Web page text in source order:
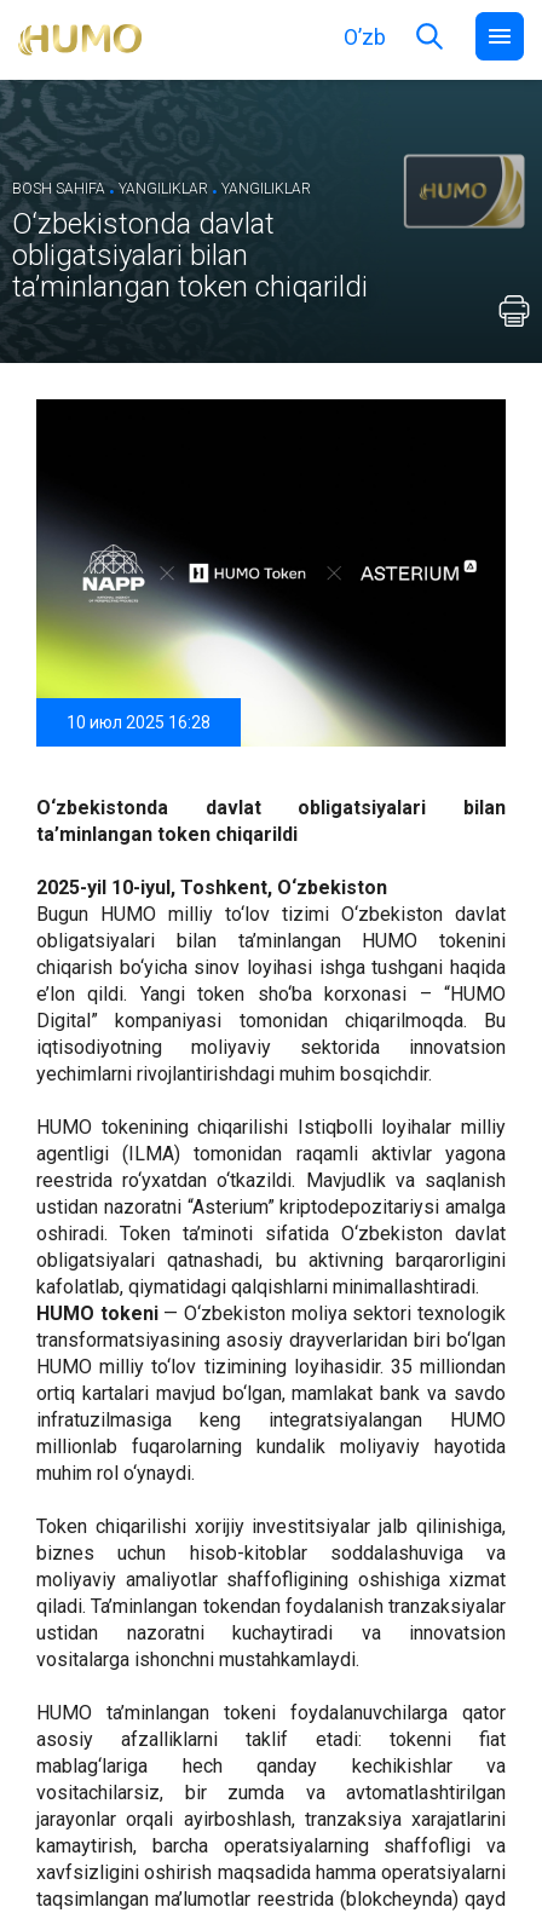
O’zb
BOSH SAHIFA . YANGILIKLAR . YANGILIKLAR
O‘zbekistonda davlat
obligatsiyalari bilan
ta’minlangan token chiqarildi
10 июл 2025 16:28
O‘zbekistonda davlat obligatsiyalari bilan
ta’minlangan token chiqarildi
2025-yil 10-iyul, Toshkent, O‘zbekiston
Bugun HUMO milliy to‘lov tizimi O‘zbekiston davlat
obligatsiyalari bilan ta’minlangan HUMO tokenini
chiqarish bo‘yicha sinov loyihasi ishga tushgani haqida
e’lon qildi. Yangi token sho‘ba korxonasi – “HUMO
Digital” kompaniyasi tomonidan chiqarilmoqda. Bu
iqtisodiyotning moliyaviy sektorida innovatsion
yechimlarni rivojlantirishdagi muhim bosqichdir.
HUMO tokenining chiqarilishi Istiqbolli loyihalar milliy
agentligi (ILMA) tomonidan raqamli aktivlar yagona
reestrida ro‘yxatdan o‘tkazildi. Mavjudlik va saqlanish
ustidan nazoratni “Asterium” kriptodepozitariysi amalga
oshiradi. Token ta’minoti sifatida O‘zbekiston davlat
obligatsiyalari qatnashadi, bu aktivning barqarorligini
kafolatlab, qiymatidagi qalqishlarni minimallashtiradi.
HUMO tokeni — O‘zbekiston moliya sektori texnologik
transformatsiyasining asosiy drayverlaridan biri bo‘lgan
HUMO milliy to‘lov tizimining loyihasidir. 35 milliondan
ortiq kartalari mavjud bo‘lgan, mamlakat bank va savdo
infratuzilmasiga keng integratsiyalangan HUMO
millionlab fuqarolarning kundalik moliyaviy hayotida
muhim rol o‘ynaydi.
Token chiqarilishi xorijiy investitsiyalar jalb qilinishiga,
biznes uchun hisob-kitoblar soddalashuviga va
moliyaviy amaliyotlar shaffofligining oshishiga xizmat
qiladi. Ta’minlangan tokendan foydalanish tranzaksiyalar
ustidan nazoratni kuchaytiradi va innovatsion
vositalarga ishonchni mustahkamlaydi.
HUMO ta’minlangan tokeni foydalanuvchilarga qator
asosiy afzalliklarni taklif etadi: tokenni fiat
mablag‘lariga hech qanday kechikishlar va
vositachilarsiz, bir zumda va avtomatlashtirilgan
jarayonlar orqali ayirboshlash, tranzaksiya xarajatlarini
kamaytirish, barcha operatsiyalarning shaffofligi va
xavfsizligini oshirish maqsadida hamma operatsiyalarni
taqsimlangan ma’lumotlar reestrida (blokcheynda) qayd